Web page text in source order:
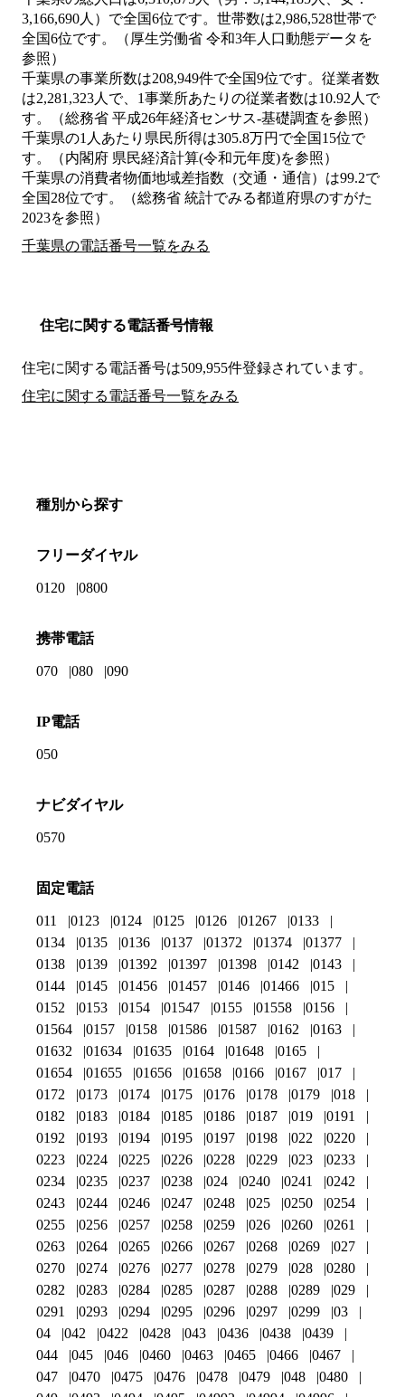
3,166,690人）で全国6位です。世帯数は2,986,528世帯で
全国6位です。（厚生労働省 令和3年人口動態データを
参照）
千葉県の事業所数は208,949件で全国9位です。従業者数
は2,281,323人で、1事業所あたりの従業者数は10.92人で
す。（総務省 平成26年経済センサス‐基礎調査を参照）
千葉県の1人あたり県民所得は305.8万円で全国15位で
す。（内閣府 県民経済計算(令和元年度)を参照）
千葉県の消費者物価地域差指数（交通・通信）は99.2で
全国28位です。（総務省 統計でみる都道府県のすがた
2023を参照）
千葉県の電話番号一覧をみる
住宅に関する電話番号情報
住宅に関する電話番号は509,955件登録されています。
住宅に関する電話番号一覧をみる
種別から探す
フリーダイヤル
0120 0800
携帯電話
070 080 090
IP電話
050
ナビダイヤル
0570
固定電話
011 0123 0124 0125 0126 01267
0133
0134
0135 0136 0137 01372 01374
01377
0138
0139 01392 01397 01398 0142
0143
0144
0145 01456 01457 0146 01466
015
0152
0153 0154 01547 0155 01558
0156
01564
0157 0158 01586 01587 0162
0163
01632
01634 01635 0164 01648
0165
01654
01655 01656 01658 0166 0167
017
0172
0173 0174 0175 0176 0178 0179
018
0182
0183 0184 0185 0186 0187 019
0191
0192
0193 0194 0195 0197 0198 022
0220
0223
0224 0225 0226 0228 0229 023
0233
0234
0235 0237 0238 024 0240 0241
0242
0243
0244 0246 0247 0248 025 0250
0254
0255
0256 0257 0258 0259 026 0260
0261
0263
0264 0265 0266 0267 0268 0269
027
0270
0274 0276 0277 0278 0279 028
0280
0282
0283 0284 0285 0287 0288 0289
029
0291
0293 0294 0295 0296 0297 0299
03
04
042 0422 0428 043 0436 0438
0439
044
045 046 0460 0463 0465 0466
0467
047
0470 0475 0476 0478 0479 048
0480